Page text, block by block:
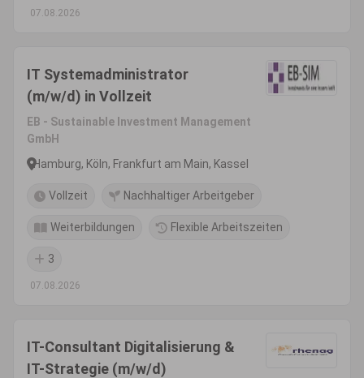
07.08.2026
IT Systemadministrator
(m/w/d) in Vollzeit
EB - Sustainable Investment Management
GmbH
Hamburg, Köln, Frankfurt am Main, Kassel
Vollzeit Nachhaltiger Arbeitgeber
Weiterbildungen Flexible Arbeitszeiten
3
07.08.2026
IT-Consultant Digitalisierung &
IT-Strategie (m/w/d)